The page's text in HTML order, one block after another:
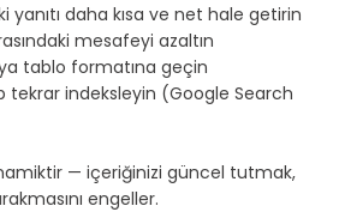
yanıtı daha kısa ve net hale getirin
mesafeyi azaltın
tablo formatına geçin
tekrar indeksleyin (Google Search
— içeriğinizi güncel tutmak,
engeller.